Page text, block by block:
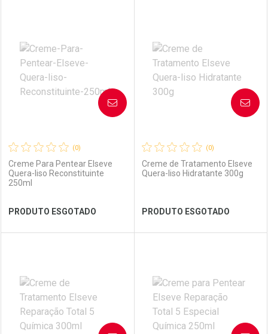
Laboratório
Ver Desconto Convênio
Por Menos Laboratório
Ver Desconto Convênio
Por Menos
(0)
Creme Para Pentear Elseve
Quera-liso Reconstituinte
250ml
PRODUTO ESGOTADO
AVISE-ME
Laboratório
Por Menos
(0)
Creme de Tratamento Elseve
Quera-liso Hidratante 300g
PRODUTO ESGOTADO
AVISE-ME
Laboratório
Por Menos